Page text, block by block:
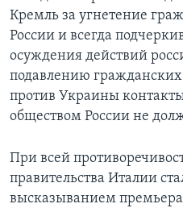
Кремль за угнетение
России и всегда
осуждения действий
подавлению гражданских
против Украины
обществом России не
При всей
правительства Италии
высказыванием